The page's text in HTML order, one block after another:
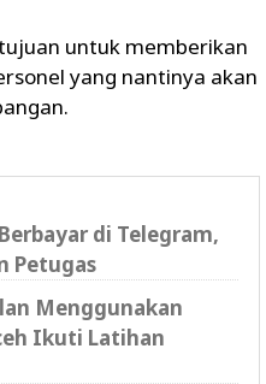
untuk memberikan
yang nantinya akan
di Telegram,
Petugas
Menggunakan
Ikuti Latihan